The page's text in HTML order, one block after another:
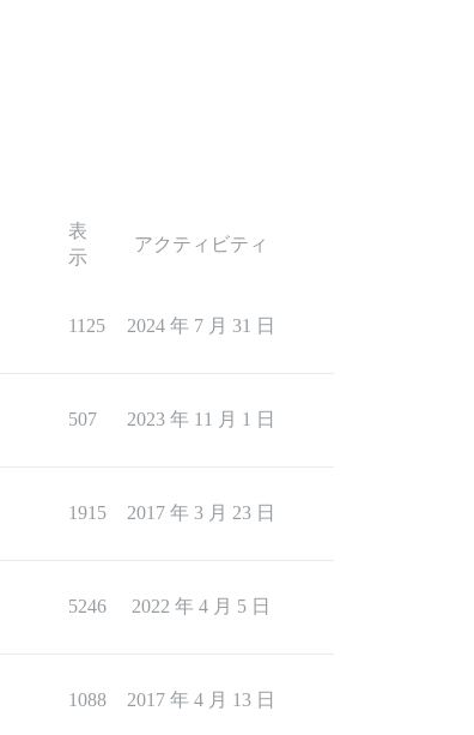
表
示
アクティビティ
1125 2024 年 7 月 31 日
507 2023 年 11 月 1 日
1915 2017 年 3 月 23 日
5246 2022 年 4 月 5 日
1088 2017 年 4 月 13 日